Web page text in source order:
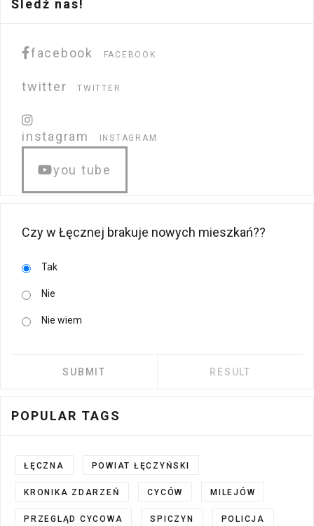
Śledź nas!
facebook FACEBOOK
twitter TWITTER
instagram INSTAGRAM
you tube
Czy w Łęcznej brakuje nowych mieszkań??
Tak
Nie
Nie wiem
POPULAR TAGS
ŁĘCZNA POWIAT ŁĘCZYŃSKI
KRONIKA ZDARZEŃ CYCÓW MILEJÓW
PRZEGLĄD CYCOWA SPICZYN POLICJA